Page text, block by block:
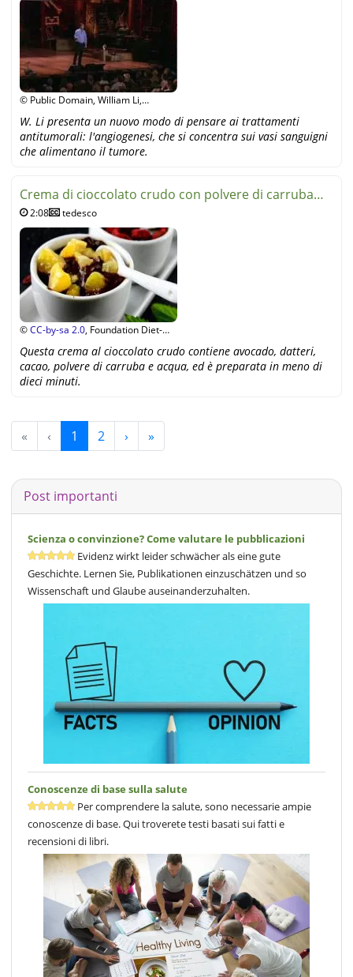
© Public Domain, William Li,
W. Li presenta un nuovo modo di pensare ai trattamenti
antitumorali: l'angiogenesi, che si concentra sui vasi sanguigni
che alimentano il tumore.
Crema di cioccolato crudo con polvere di carruba
(video)
2:08 tedesco
©CC-by-sa 2.0, Foundation Diet-
Questa crema al cioccolato crudo contiene avocado, datteri,
cacao, polvere di carruba e acqua, ed è preparata in meno di
dieci minuti.
« ‹ 1 2 › »
Post importanti
Scienza o convinzione? Come valutare le pubblicazioni
Evidenz wirkt leider schwächer als eine gute
Geschichte. Lernen Sie, Publikationen einzuschätzen und so
Wissenschaft und Glaube auseinanderzuhalten.
Conoscenze di base sulla salute
Per comprendere la salute, sono necessarie ampie
conoscenze di base. Qui troverete testi basati sui fatti e
recensioni di libri.